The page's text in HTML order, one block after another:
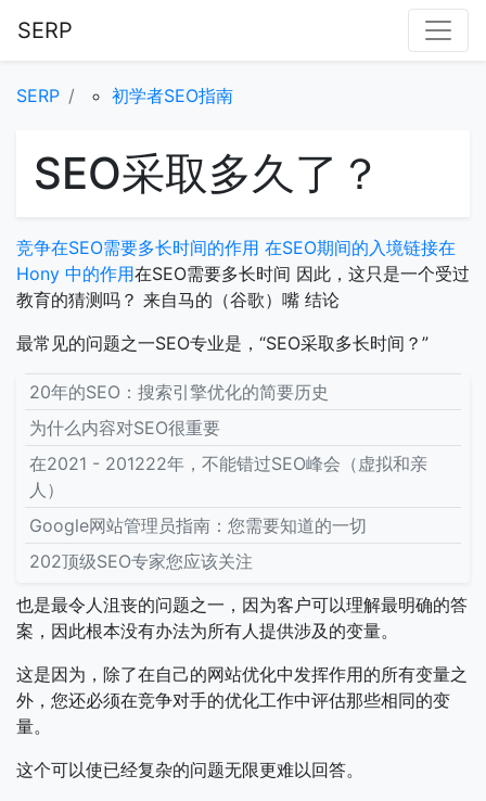
SERP
SERP 初学者SEO指南
SEO采取多久了？
竞争在SEO需要多长时间的作用 在SEO期间的入境链接在
Hony 中的作用在SEO需要多长时间 因此，这只是一个受过
教育的猜测吗？ 来自马的（谷歌）嘴 结论
最常见的问题之一SEO专业是，“SEO采取多长时间？”
20年的SEO：搜索引擎优化的简要历史
为什么内容对SEO很重要
在2021 - 201222年，不能错过SEO峰会（虚拟和亲
人）
Google网站管理员指南：您需要知道的一切
202顶级SEO专家您应该关注
也是最令人沮丧的问题之一，因为客户可以理解最明确的答
案，因此根本没有办法为所有人提供涉及的变量。
这是因为，除了在自己的网站优化中发挥作用的所有变量之
外，您还必须在竞争对手的优化工作中评估那些相同的变
量。
这个可以使已经复杂的问题无限更难以回答。